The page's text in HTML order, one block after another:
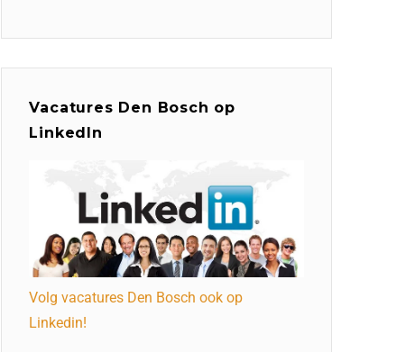
Vacatures Den Bosch op
LinkedIn
Volg vacatures Den Bosch ook op
Linkedin!